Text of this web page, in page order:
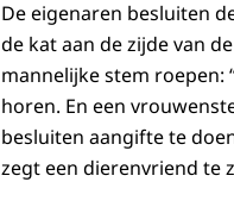
De eigenaren besluiten
de kat aan de zijde van
mannelijke stem roepen:
horen. En een
besluiten aangifte te
zegt een dierenvriend te